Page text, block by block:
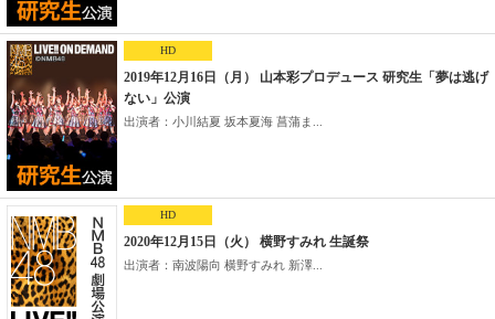
HD
2019年12月16日（月） 山本彩プロデュース 研究生「夢は逃げ
ない」公演
出演者：小川結夏 坂本夏海 菖蒲ま...
HD
2020年12月15日（火） 横野すみれ 生誕祭
出演者：南波陽向 横野すみれ 新澤...